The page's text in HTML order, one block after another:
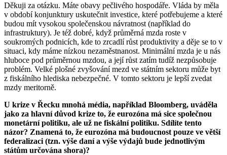
Děkuji za otázku. Máte obavy pečlivého hospodáře. Vláda by měla
v období konjunktury uskutečnit investice, které potřebujeme a které
budou mít vysokou společenskou návratnost (například do
infrastruktury). Je též dobré, když průměrná mzda roste v
soukromých podnicích, kde to zrcadlí růst produktivity a děje se to v
situaci, kdy máme nízkou nezaměstnanost. Minimální mzda je u nás
hluboce pod průměrnou mzdou, a její růst zatím tudíž nezpůsobuje
problém. Velké plošné zvyšování mezd ve státním sektoru může byt
z fiskálního hlediska nebezpečné. V tomto sektoru je lepší zvedat
mzdy meritorně.
U krize v Řecku mnohá média, například Bloomberg, uváděla
jako za hlavní důvod krize to, že eurozóna má sice společnou
monetární politiku, ale už ne fiskální politiku. Sdílíte tento
názor? Znamená to, že eurozóna má budoucnost pouze ve větší
federalizaci (tzn. výše daní a výše výdajů bude jednotlivým
státům určována shora)?